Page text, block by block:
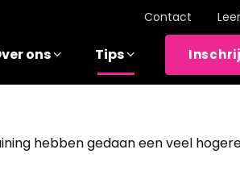
ons Tips
Contact
hebben gedaan een veel